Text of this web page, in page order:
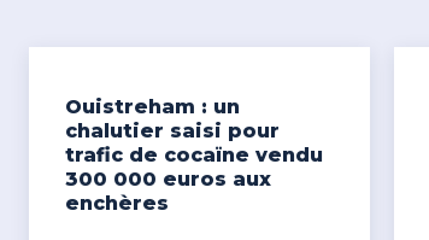
Ouistreham : un
chalutier saisi pour
trafic de cocaïne vendu
300 000 euros aux
enchères